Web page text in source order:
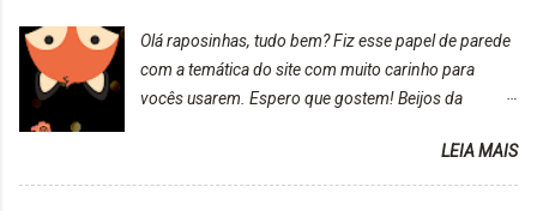
caseira-cronograma-capilar.html ). Foi difícil retirar o
excesso. É uma tintura fácil de aplicar, o cheiro é
agradável. Cabelo antes da descoloração da raiz:
Olá raposinhas, tudo bem? Fiz esse papel de parede
com a temática do site com muito carinho para
vocês usarem. Espero que gostem! Beijos da
LEIA MAIS